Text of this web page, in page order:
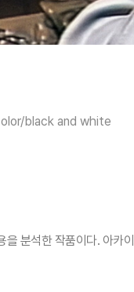
black and white
석한 작품이다. 아카이